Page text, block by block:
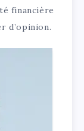
financière
d’opinion.